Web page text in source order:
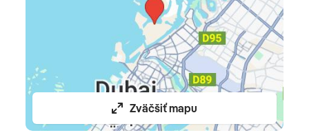
Celková cena nezahŕňa
doplatok za izbu 1/1 • za izby vyšších kategórií • teplý
catering na palube pri letoch z Bratislavy • fakultatívne
aktivity a výlety • miestnu taxu (platba na recepcii) •
vratný depozit za izbu • komplexné cestovné poistenie
Oficiálne hodnotenie
Zväčšiť mapu